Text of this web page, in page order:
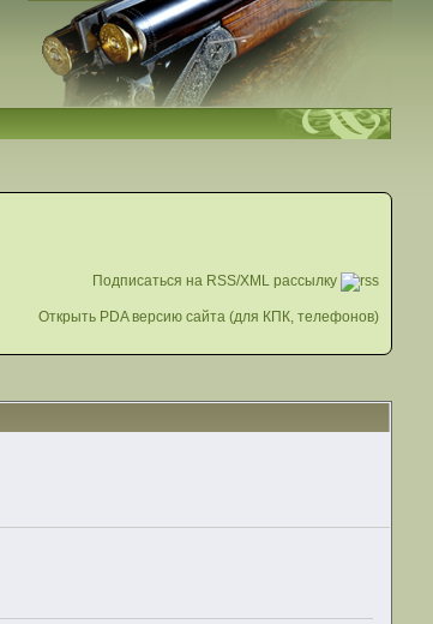
Подписаться на RSS/XML рассылку
Открыть PDA версию сайта (для КПК, телефонов)